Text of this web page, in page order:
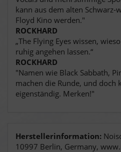
kann aus dem alten Schwarz-
Floyd Kino werden."
ROCKHARD
„The Flying Eyes wissen,
ruhig angehen lassen.“
ROCKHARD
"Namen wie Black Sabbath,
machen die Runde, und doch
eigenständig. Merken!"
Herstellerinformation:
10997 Berlin, Germany,